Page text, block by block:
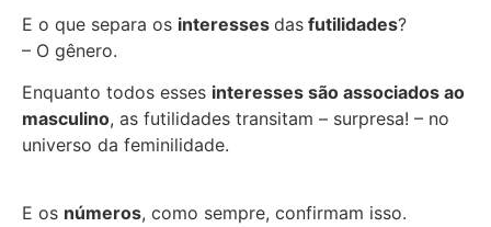
E o que separa os interesses das futilidades?
– O gênero.
Enquanto todos esses interesses são associados ao
masculino, as futilidades transitam – surpresa! – no
universo da feminilidade.
E os números, como sempre, confirmam isso.